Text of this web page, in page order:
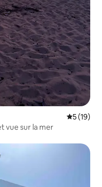
5 (19)
vue sur la mer